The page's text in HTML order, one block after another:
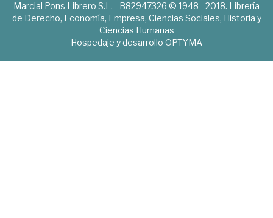
Marcial Pons Librero S.L. - B82947326 © 1948 - 2018. Librería
de Derecho, Economía, Empresa, Ciencias Sociales, Historia y
Ciencias Humanas
Hospedaje y desarrollo OPTYMA